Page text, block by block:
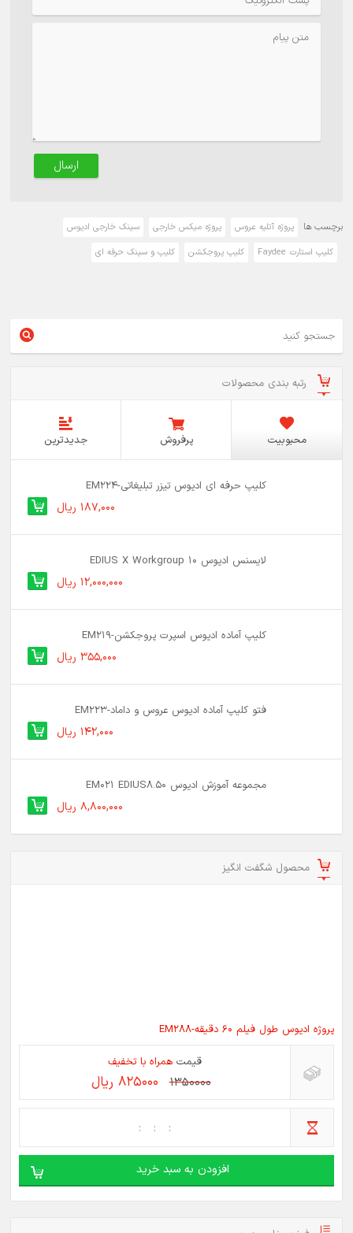
ارسال
برچسب ها پروژه آتلیه عروس پروژه میکس خارجی
سینک خارجی ادیوس
کلیپ استارت Faydee
کلیپ پروجکشن کلیپ و سینک حرفه ای
رتبه بندی محصولات
محبوبیت پرفروش جدیدترین
کلیپ حرفه ای ادیوس تیزر تبلیغاتی-EM224
187,000 ریال
لایسنس ادیوس 10 EDIUS X Workgroup
12,000,000 ریال
کلیپ آماده ادیوس اسپرت پروجکشن-EM219
355,000 ریال
فتو کلیپ آماده ادیوس عروس و داماد-EM223
142,000 ریال
مجموعه آموزش ادیوس EM021 EDIUS8.50
8,800,000 ریال
محصول شگفت انگیز
پروژه ادیوس طول فیلم 60 دقیقه-EM288
قیمت همراه با تخفیف
1350000 825000 ریال
افزودن به سبد خرید